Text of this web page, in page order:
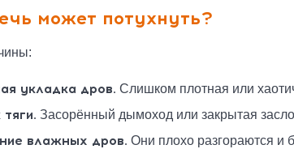
может потухнуть?
укладка дров. Слишком плотная или
Засорённый дымоход или закрытая
влажных дров. Они плохо разгораются и